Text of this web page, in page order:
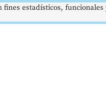
estadísticos,